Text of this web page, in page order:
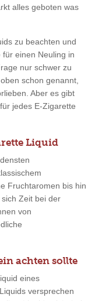
alles geboten was
zu beachten und
einen Neuling in
nur schwer zu
schon genannt,
Aber es gibt
jedes E-Zigarette
Liquid
Fruchtaromen bis hin
Zeit bei der
von
achten sollte
eines
versprechen